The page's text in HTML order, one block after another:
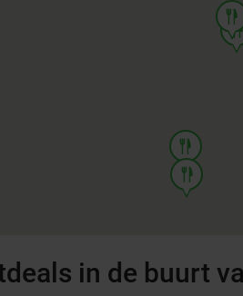
food
food
food
in de buurt